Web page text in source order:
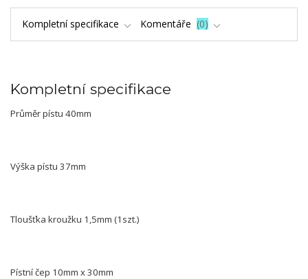
Kompletní specifikace Komentáře 0
Kompletní specifikace
Průměr pístu 40mm
Výška pístu 37mm
Tloušťka kroužku 1,5mm (1szt.)
Pístní čep 10mm x 30mm